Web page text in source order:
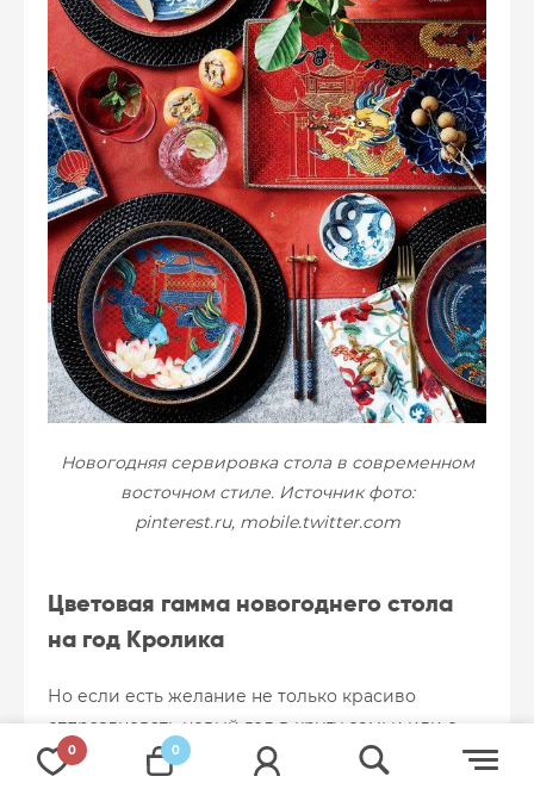
0 0
Оплата и доставка
О компании
Оптовикам
Совместные покупки
Клуб Guten Morgen
Блог
Новогодняя сервировка стола в современном
восточном стиле. Источник фото:
pinterest.ru, mobile.twitter.com
Цветовая гамма новогоднего стола
на год Кролика
Но если есть желание не только красиво
отпраздновать новый год в кругу семьи или с
друзьями, но еще и сделать так, чтобы